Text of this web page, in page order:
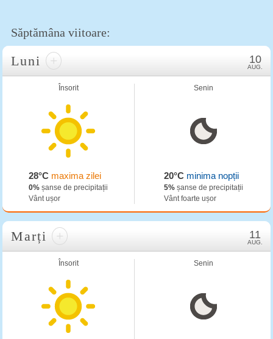
Săptămâna viitoare:
Luni + 10
AUG.
Însorit
28°C maxima zilei
0% șanse de precipitații
Vânt ușor
Senin
20°Cminima nopții
5%șanse de precipitații
Vânt foarte ușor
Marți + 11
AUG.
Însorit Senin